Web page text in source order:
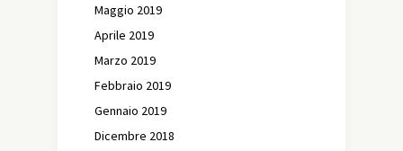
Maggio 2019
Aprile 2019
Marzo 2019
Febbraio 2019
Gennaio 2019
Dicembre 2018